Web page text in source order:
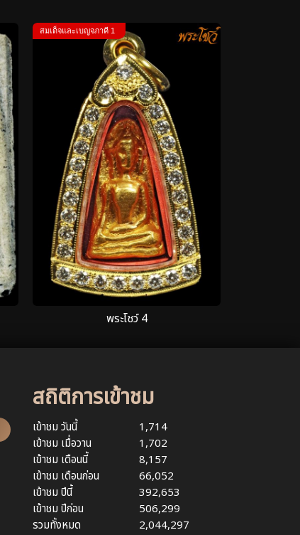
สมเด็จและเบญจภาคี 1
พระโชว์ 4
สถิติการเข้าชม
เข้าชม วันนี้
1,714
เข้าชม เมื่อวาน
1,702
เข้าชม เดือนนี้
8,157
เข้าชม เดือนก่อน
66,052
เข้าชม ปีนี้
392,653
เข้าชม ปีก่อน
506,299
รวมทั้งหมด
2,044,297